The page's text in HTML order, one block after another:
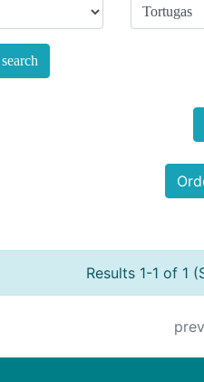
Results 1-1 of 1